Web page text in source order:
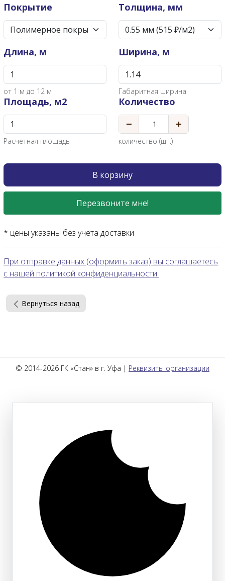
Покрытие Толщина, мм
Длина, м
от 1 м до 12 м
Ширина, м
Габаритная ширина
Площадь, м2
Расчетная площадь
Количество
− +
количество (шт.)
В корзину
Перезвоните мне!
* цены указаны без учета доставки
При отправке данных (оформить заказ) вы соглашаетесь
с нашей политикой конфиденциальности.
Вернуться назад
© 2014-2026 ГК «Стан» в г. Уфа | Реквизиты организации